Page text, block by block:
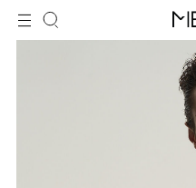
Для клиентов всех банков